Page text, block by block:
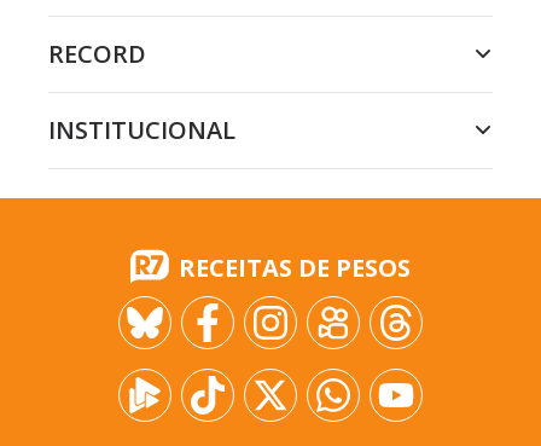
RECORD
INSTITUCIONAL
RECEITAS DE PESOS